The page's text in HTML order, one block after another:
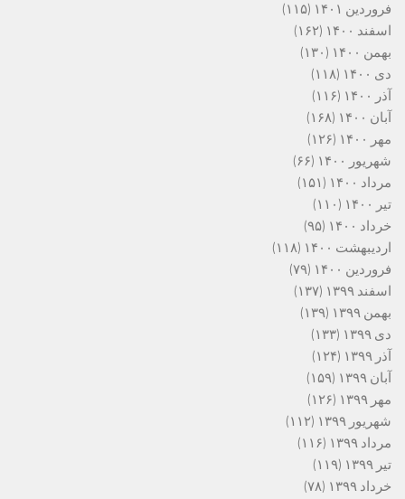
فروردین ۱۴۰۱
(۱۱۵)
اسفند ۱۴۰۰
(۱۶۲)
بهمن ۱۴۰۰
(۱۳۰)
دی ۱۴۰۰
(۱۱۸)
آذر ۱۴۰۰
(۱۱۶)
آبان ۱۴۰۰
(۱۶۸)
مهر ۱۴۰۰
(۱۲۶)
شهریور ۱۴۰۰
(۶۶)
مرداد ۱۴۰۰
(۱۵۱)
تیر ۱۴۰۰
(۱۱۰)
خرداد ۱۴۰۰
(۹۵)
اردیبهشت ۱۴۰۰
(۱۱۸)
فروردین ۱۴۰۰
(۷۹)
اسفند ۱۳۹۹
(۱۳۷)
بهمن ۱۳۹۹
(۱۳۹)
دی ۱۳۹۹
(۱۳۳)
آذر ۱۳۹۹
(۱۲۴)
آبان ۱۳۹۹
(۱۵۹)
مهر ۱۳۹۹
(۱۲۶)
شهریور ۱۳۹۹
(۱۱۲)
مرداد ۱۳۹۹
(۱۱۶)
تیر ۱۳۹۹
(۱۱۹)
خرداد ۱۳۹۹
(۷۸)